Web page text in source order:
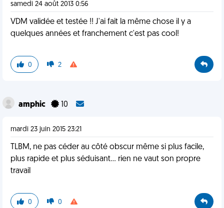
samedi 24 août 2013 0:56
VDM validée et testée !! J'ai fait la même chose il y a
quelques années et franchement c'est pas cool!
0 2
amphic 10
mardi 23 juin 2015 23:21
TLBM, ne pas céder au côté obscur même si plus facile,
plus rapide et plus séduisant... rien ne vaut son propre
travail
0 0